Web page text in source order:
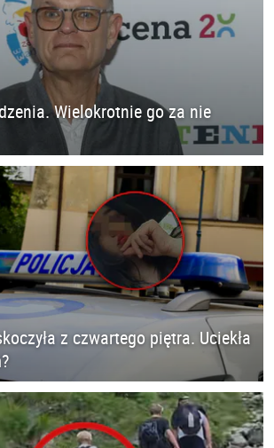
Wielokrotnie go za nie
z czwartego piętra. Uciekła